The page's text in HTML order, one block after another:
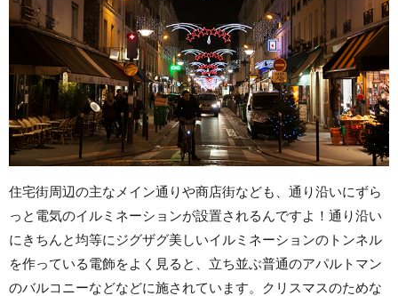
住宅街周辺の主なメイン通りや商店街なども、通り沿いにずら
っと電気のイルミネーションが設置されるんですよ！通り沿い
にきちんと均等にジグザグ美しいイルミネーションのトンネル
を作っている電飾をよく見ると、立ち並ぶ普通のアパルトマン
のバルコニーなどなどに施されています。クリスマスのためな